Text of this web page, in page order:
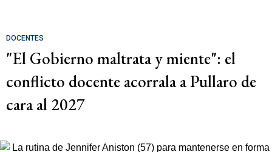
DOCENTES
"El Gobierno maltrata y miente": el
conflicto docente acorrala a Pullaro de
cara al 2027